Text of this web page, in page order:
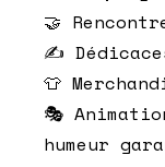
🤝
✍️
👕
🎭
humeur